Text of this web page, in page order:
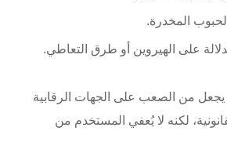
المخدرة.
على الهيروين أو طرق التعاطي.
يجعل من الصعب على الجهات الرقابية
لكنه لا يُعفي المستخدم من